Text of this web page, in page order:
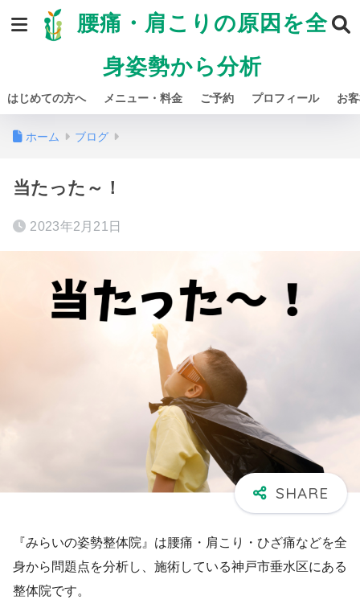
腰痛・肩こりの原因を全
身姿勢から分析
はじめての方へ メニュー・料金 ご予約 プロフィール お
ホーム ブログ
当たった～！
2023年2月21日
『みらいの姿勢整体院』は腰痛・肩こり・ひざ痛などを全
身から問題点を分析し、施術している神戸市垂水区にある
整体院です。